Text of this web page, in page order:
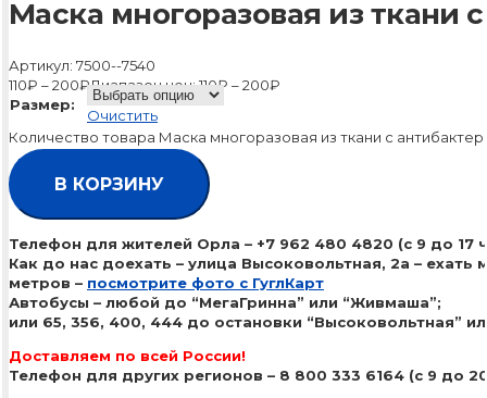
Маска многоразовая из ткани
Артикул: 7500--7540
110₽ –200₽Диапазон цен: 110₽ – 200₽
Размер:
Очистить
Количество товара Маска многоразовая из ткани с
В КОРЗИНУ
Телефон для жителей Орла – +7 962 480 4820 (с 9 до 17
Как до нас доехать – улица Высоковольтная, 2а –
метров – посмотрите фото с ГуглКарт
Автобусы – любой до “МегаГринна” или “Живмаша”;
или 65, 356, 400, 444 до остановки “Высоковольтная”
Доставляем по всей России!
Телефон для других регионов – 8 800 333 6164 (с 9 до